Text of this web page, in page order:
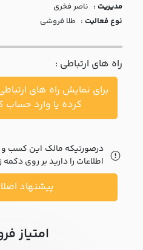
مقالات
اخبار
پرسش
متداول
خواست
مدیریت : ناصر فخري
نوع فعالیت : طلا فروشی
راه های ارتباطی :
برای نمایش راه های
کرده یا وارد حساب
درصورتیکه مالک این کسب و
اطلاعات را دارید بر روی
پیشنهاد
امتیاز